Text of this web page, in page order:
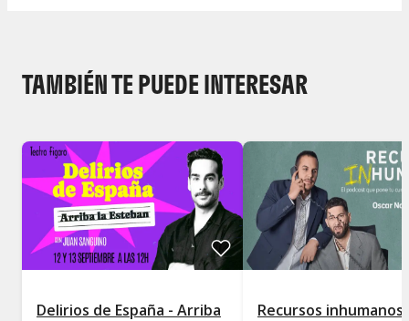
TAMBIÉN TE PUEDE INTERESAR
Delirios de España - Arriba
Recursos inhumanos